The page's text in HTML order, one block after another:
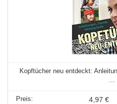
Kopftücher neu entdeckt:
4,97 €